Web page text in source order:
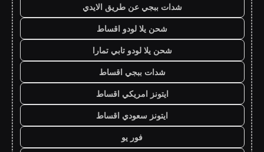
شدات ببجي عن طريق الايدي
شحن يلا لودو اقساط
شحن يلا لودو تابي تمارا
شدات ببجي اقساط
ايتونز امريكي اقساط
ايتونز سعودي اقساط
فور يو